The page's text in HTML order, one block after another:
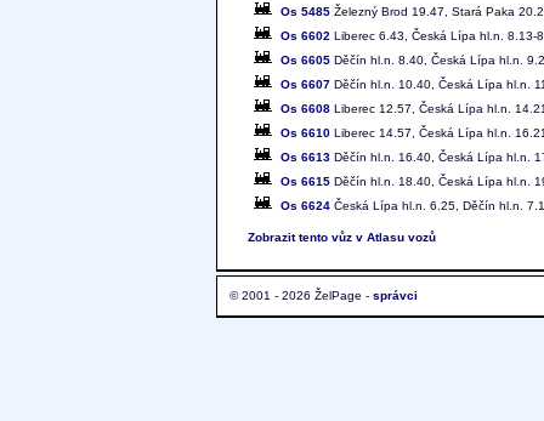
Os 5485 Železný Brod 19.47, Stará Paka
Os 6602 Liberec 6.43, Česká Lípa hl.n. 8.13-
Os 6605 Děčín hl.n. 8.40, Česká Lípa hl.n.
Os 6607 Děčín hl.n. 10.40, Česká Lípa hl.n.
Os 6608 Liberec 12.57, Česká Lípa hl.n.
Os 6610 Liberec 14.57, Česká Lípa hl.n.
Os 6613 Děčín hl.n. 16.40, Česká Lípa hl.n.
Os 6615 Děčín hl.n. 18.40, Česká Lípa hl.n.
Os 6624 Česká Lípa hl.n. 6.25, Děčín hl.n.
Zobrazit tento vůz v Atlasu vozů
© 2001 - 2026 ŽelPage - správci